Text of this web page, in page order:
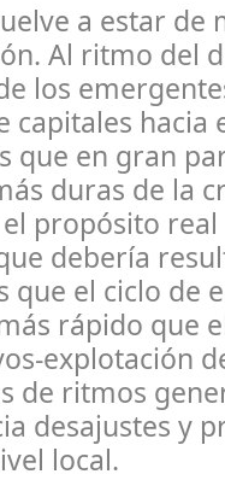
a estar de
Al ritmo del
los
capitales hacia
que en gran
duras de la
propósito
debería
que el ciclo de
rápido que
explotación
de ritmos
desajustes y
local.